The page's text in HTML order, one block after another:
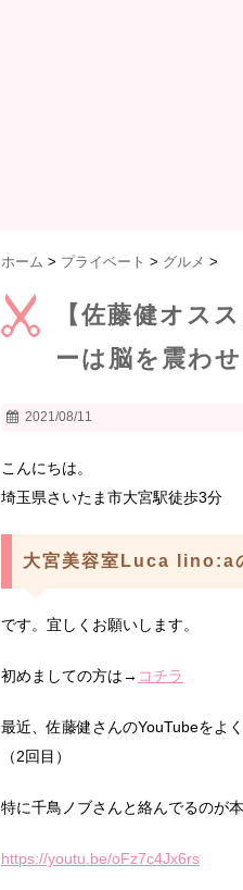
ホーム > プライベート > グルメ >
【佐藤健オス
ーは脳を震わせ
2021/08/11
こんにちは。
埼玉県さいたま市大宮駅徒歩3分
大宮美容室Luca lino:a
です。宜しくお願いします。
初めましての方は→ コチラ
最近、佐藤健さんのYouTubeをよ
（2回目）
特に千鳥ノブさんと絡んでるのが本
https://youtu.be/oFz7c4Jx6rs